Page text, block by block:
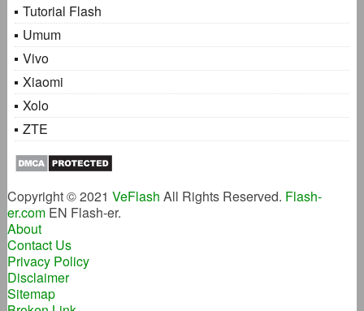
Tutorial Flash
Umum
Vivo
Xiaomi
Xolo
ZTE
Copyright © 2021 VeFlash All Rights Reserved. Flash-
er.comEN Flash-er.
About
Contact Us
Privacy Policy
Disclaimer
Sitemap